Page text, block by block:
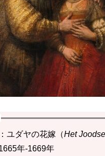
ユダヤの花嫁（Het
年-1669年